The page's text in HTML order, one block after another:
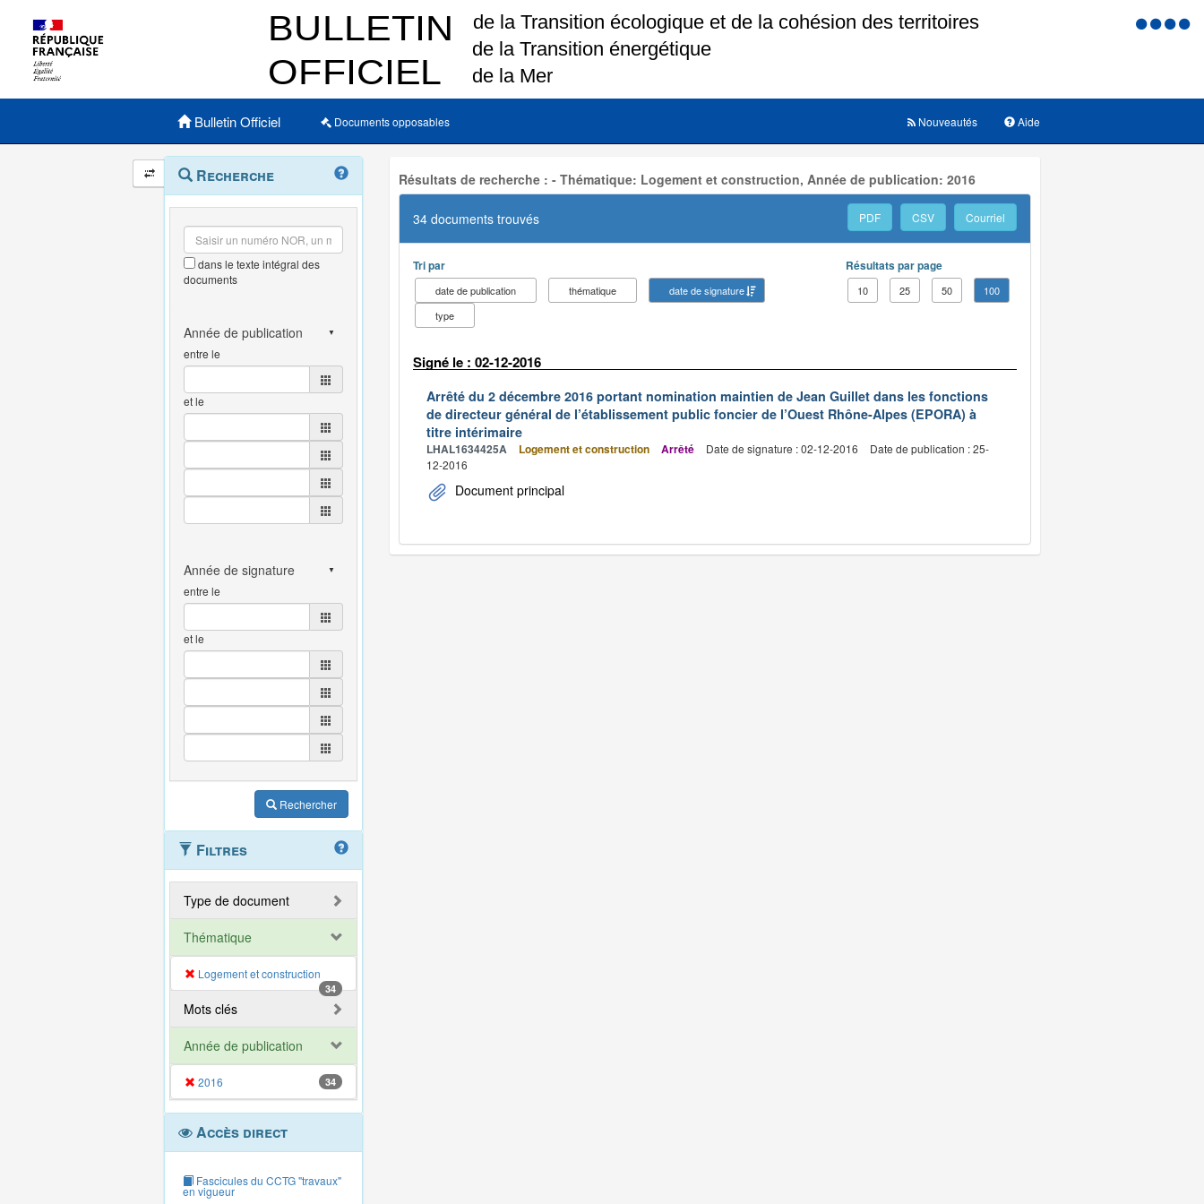
Menu
Menu principal
Bulletin Officiel Documents opposables Aide
Nouveautés
Navigation
et
outils
annexes
Menu
contextuel
Recherche
dans le texte intégral des
documents
entre le
et le
entre le
et le
Rechercher
Filtres
Type de document
Thématique
Logement et construction
34
Mots clés
Année de publication
2016 34
Accès direct
Fascicules du CCTG "travaux"
en vigueur
Résultats de recherche : - Thématique: Logement et construction, Année de publication: 2016
34 documents trouvés PDF CSV Courriel
Tri par
date de publication thématique
date de signature
type
Résultats par page
10 25 50 100
Signé le : 02-12-2016
Arrêté du 2 décembre 2016 portant nomination maintien de Jean Guillet dans les fonctions
de directeur général de l’établissement public foncier de l’Ouest Rhône-Alpes (EPORA) à
titre intérimaire
LHAL1634425A Logement et construction Arrêté Date de signature : 02-12-2016
Date de publication : 25-
12-2016
Document principal